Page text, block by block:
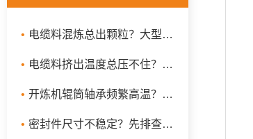
• 电缆料混炼总出颗粒？大型炼胶机整线采购前先看工艺参数
• 电缆料挤出温度总压不住？先厘清温控系统在控什么
• 开炼机辊筒轴承频繁高温？先查润滑与辊距受力
• 密封件尺寸不稳定？先排查密炼机混炼环节